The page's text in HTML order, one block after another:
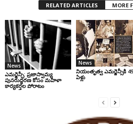
RELATED ARTICLES MORE
News
ఎమర్జెన్సీ: ప్రజాస్వామ్య
పునరుద్ధరణ కోసం మహిళా
కార్యకర్తల పోరాటం
News
నియంతృత్వ ఎమర్జెన్సీకి 49
ఏళ్లు